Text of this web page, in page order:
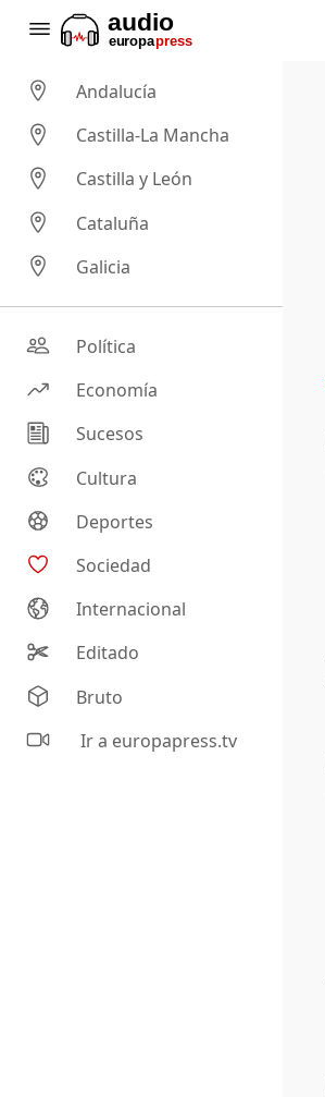
Andalucía
Castilla-La Mancha
Castilla y León
Cataluña
Galicia
Política
Economía
Sucesos
Cultura
Deportes
Sociedad
Internacional
Editado
Bruto
Ir a europapress.tv